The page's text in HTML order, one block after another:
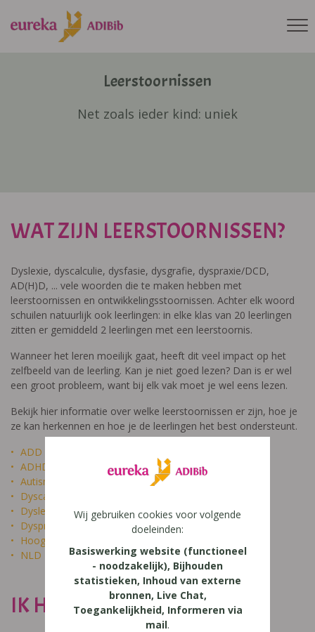
Leerstoornissen
Net zoals ieder kind: uniek
WAT ZIJN LEERSTOORNISSEN?
Dyslexie, dyscalculie, dysfasie, dysgrafie, dyspraxie/DCD,
AD(H)D, ... vele woorden die te maken hebben met
leerstoornissen en ontwikkelingsstoornissen. Achter elk woord
schuilen natuurlijk ook leerlingen: in elke klas van 20 leerlingen
zitten er gemiddeld 2 leerlingen met een leerstoornis.
Wanneer het leren moeilijk gaat, heeft dit veel impact op het
zelfbeeld van de leerling. Kan je niet goed lezen? Dan is er wel
een groot probleem, want bij elk vak moet je wel eens lezen.
Bekijk hier informatie over welke leerstoornissen er zijn, hoe je
ze kan herkennen en hoe je de leerlingen het best ondersteunt.
ADD
ADHD
Autisme
Dyscalculie
Dyslexie
Dyspraxie
Hoogbegaafdheid
NLD
IK HEET NIET DOM
Wij gebruiken cookies voor volgende
doeleinden:
Basiswerking website (functioneel
- noodzakelijk), Bijhouden
statistieken, Inhoud van externe
bronnen, Live Chat,
Toegankelijkheid, Informeren via
mail.